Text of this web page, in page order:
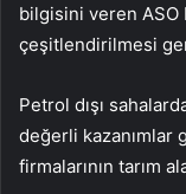
bilgisini veren ASO
çeşitlendirilmesi
Petrol dışı
değerli kazanımlar
firmalarının tarım